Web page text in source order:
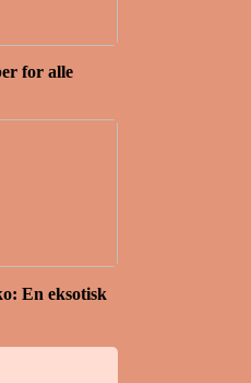
for alle
En eksotisk